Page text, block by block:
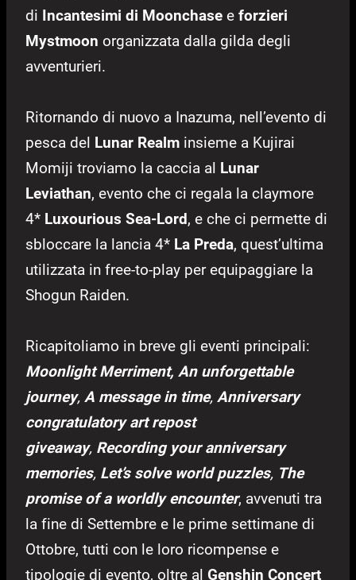
di Incantesimi di Moonchase e forzieri
Mystmoon organizzata dalla gilda degli
avventurieri.
Ritornando di nuovo a Inazuma, nell’evento di
pesca del Lunar Realm insieme a Kujirai
Momiji troviamo la caccia al Lunar
Leviathan, evento che ci regala la claymore
4* Luxourious Sea-Lord, e che ci permette di
sbloccare la lancia 4* La Preda, quest’ultima
utilizzata in free-to-play per equipaggiare la
Shogun Raiden.
Ricapitoliamo in breve gli eventi principali:
Moonlight Merriment, An unforgettable
journey, A message in time, Anniversary
congratulatory art repost
giveaway, Recording your anniversary
memories, Let’s solve world puzzles, The
promise of a worldly encounter, avvenuti tra
la fine di Settembre e le prime settimane di
Ottobre, tutti con le loro ricompense e
tipologie di evento, oltre al Genshin Concert